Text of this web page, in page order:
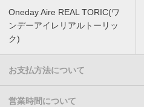
Oneday Aire REAL TORIC(ワ
ンデーアイレリアルトーリッ
ク)
お支払方法について
営業時間について